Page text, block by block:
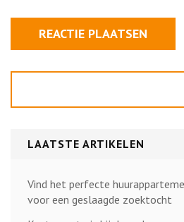
LAATSTE ARTIKELEN
Vind het perfecte
voor een geslaagde zoektocht